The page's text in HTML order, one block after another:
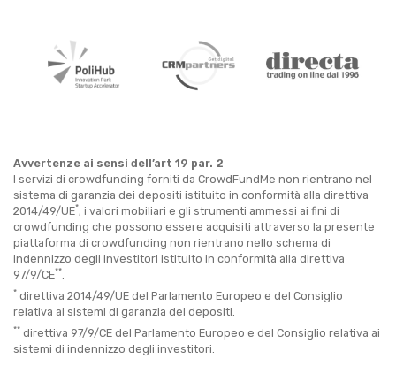
Avvertenze ai sensi dell’art 19 par. 2
I servizi di crowdfunding forniti da CrowdFundMe non rientrano nel
sistema di garanzia dei depositi istituito in conformità alla direttiva
2014/49/UE*; i valori mobiliari e gli strumenti ammessi ai fini di
crowdfunding che possono essere acquisiti attraverso la presente
piattaforma di crowdfunding non rientrano nello schema di
indennizzo degli investitori istituito in conformità alla direttiva
97/9/CE**
* direttiva 2014/49/UE del Parlamento Europeo e del Consiglio
relativa ai sistemi di garanzia dei depositi.
** direttiva 97/9/CE del Parlamento Europeo e del Consiglio relativa ai
sistemi di indennizzo degli investitori.